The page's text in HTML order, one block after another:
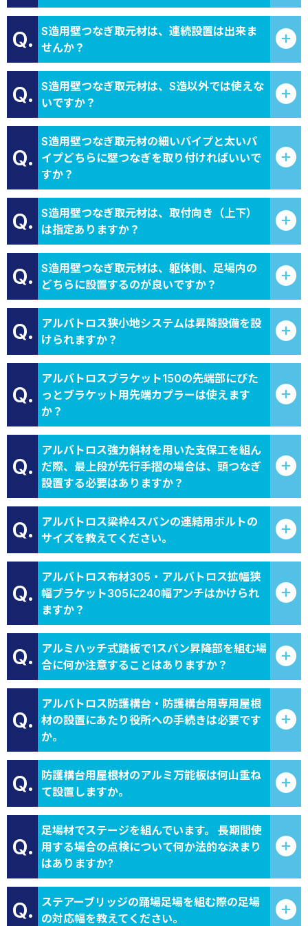
Q.
S造用壁つなぎ取元材は、連続設置は出来ま
せんか？
Q.
S造用壁つなぎ取元材は、S造以外では使えな
いですか？
Q.
S造用壁つなぎ取元材の細いパイプと太いパ
イプどちらに壁つなぎを取り付ければいいで
すか？
Q.
S造用壁つなぎ取元材は、取付向き（上下）
は指定ありますか？
Q.
S造用壁つなぎ取元材は、躯体側、足場内の
どちらに設置するのが良いですか？
Q.
アルバトロス狭小地システムは昇降設備を設
けられますか？
Q.
アルバトロスブラケット150の先端部にぴた
っとブラケット用先端カプラーは使えます
か？
Q.
アルバトロス強力斜材を用いた支保工を組ん
だ際、最上段が先行手摺の場合は、頭つなぎ
設置する必要はありますか？
Q.
アルバトロス梁枠4スパンの連結用ボルトの
サイズを教えてください。
Q.
アルバトロス布材305・アルバトロス拡幅狭
幅ブラケット305に240幅アンチはかけられ
ますか？
Q.
アルミハッチ式踏板で1スパン昇降部を組む場
合に何か注意することはありますか？
Q.
アルバトロス防護構台・防護構台用専用屋根
材の設置にあたり役所への手続きは必要です
か。
Q.
防護構台用屋根材のアルミ万能板は何山重ね
て設置しますか。
Q.
足場材でステージを組んでいます。 長期間使
用する場合の点検について何か法的な決まり
はありますか?
Q.
ステアーブリッジの踊場足場を組む際の足場
の対応幅を教えてください。